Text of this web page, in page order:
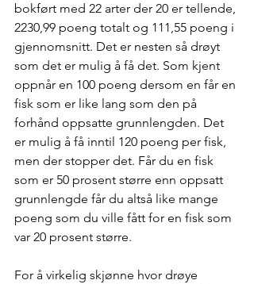
bokført med 22 arter der 20 er tellende,
2230,99 poeng totalt og 111,55 poeng i
gjennomsnitt. Det er nesten så drøyt
som det er mulig å få det. Som kjent
oppnår en 100 poeng dersom en får en
fisk som er like lang som den på
forhånd oppsatte grunnlengden. Det
er mulig å få inntil 120 poeng per fisk,
men der stopper det. Får du en fisk
som er 50 prosent større enn oppsatt
grunnlengde får du altså like mange
poeng som du ville fått for en fisk som
var 20 prosent større.
For å virkelig skjønne hvor drøye